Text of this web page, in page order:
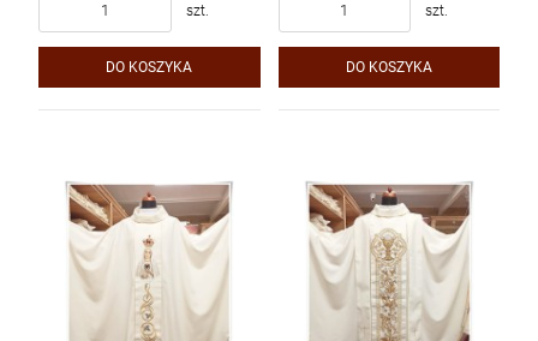
szt.
DO KOSZYKA
szt.
DO KOSZYKA